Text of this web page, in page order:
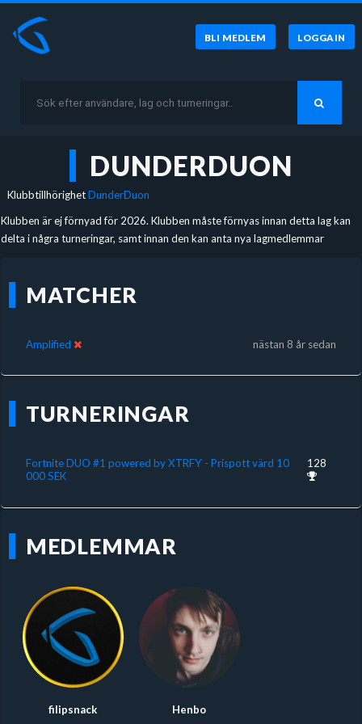
BLI MEDLEM LOGGA IN
DUNDERDUON
KlubbtillhörighetDunderDuon
Klubben är ej förnyad för 2026. Klubben måste förnyas innan detta lag kan
delta i några turneringar, samt innan den kan anta nya lagmedlemmar
MATCHER
Amplified nästan 8 år sedan
TURNERINGAR
Fortnite DUO #1 powered by XTRFY - Prispott värd 10
000 SEK
128
MEDLEMMAR
filipsnack Henbo